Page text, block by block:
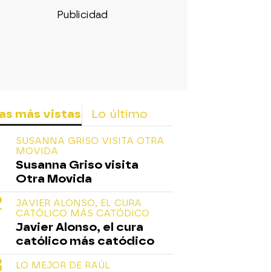
más vistas Lo último
SUSANNA GRISO VISITA OTRA
MOVIDA
Susanna Griso visita
Otra Movida
JAVIER ALONSO, EL CURA
CATÓLICO MÁS CATÓDICO
Javier Alonso, el cura
católico más catódico
LO MEJOR DE RAÚL